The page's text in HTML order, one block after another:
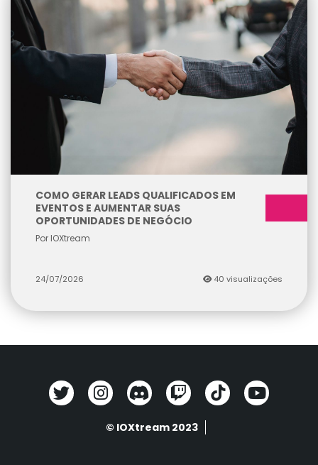
COMO GERAR LEADS QUALIFICADOS EM
EVENTOS E AUMENTAR SUAS
OPORTUNIDADES DE NEGÓCIO
Por IOXtream
24/07/2026 40 visualizações
© IOXtream 2023